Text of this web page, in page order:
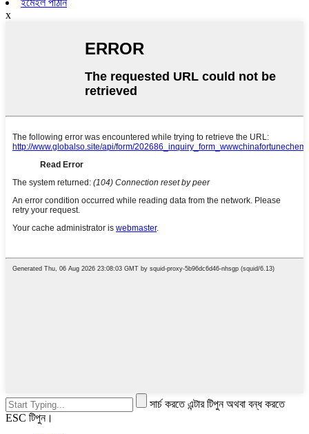
x
সার্চ করতে এন্টার টিপুন অথবা বন্ধ করতে
ESC টিপুন।